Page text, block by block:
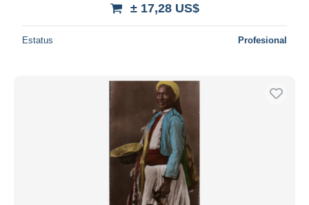
± 17,28 US$
Estatus Profesional